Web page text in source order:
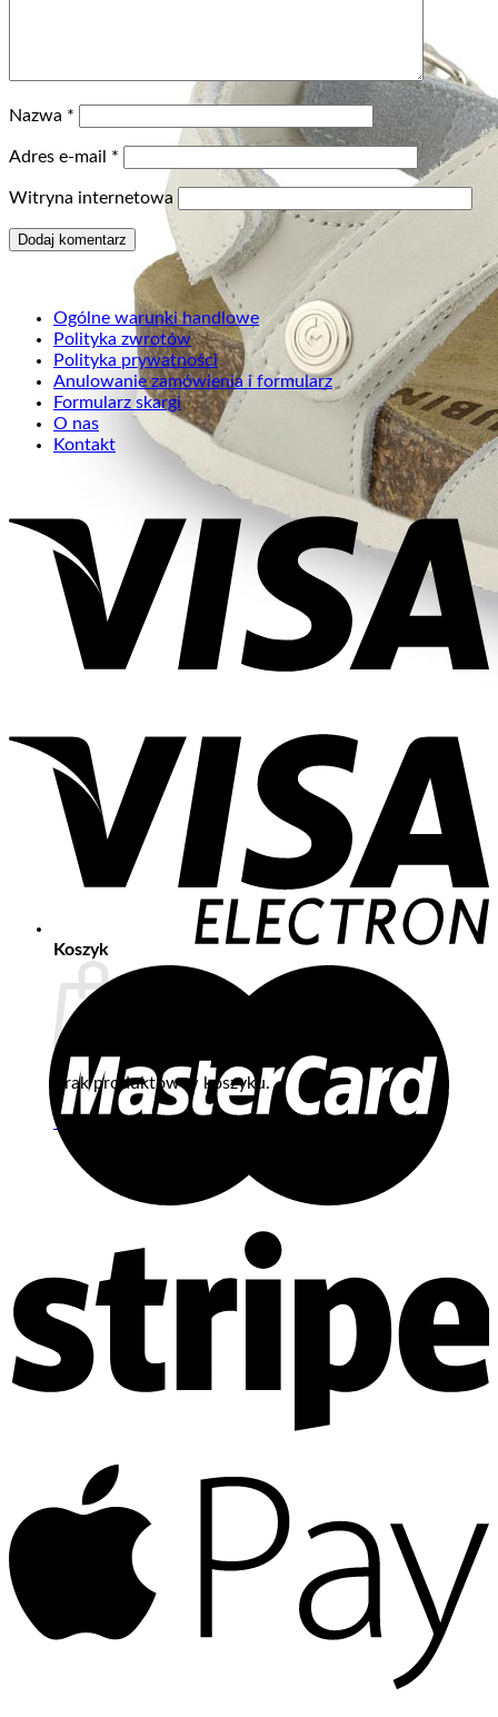
Koszyk
Brak produktów w koszyku.
Wróć do sklepu
Nazwa *
Adres e-mail *
Witryna internetowa
Ogólne warunki handlowe
Polityka zwrotów
Polityka prywatności
Anulowanie zamówienia i formularz
Formularz skargi
O nas
Kontakt